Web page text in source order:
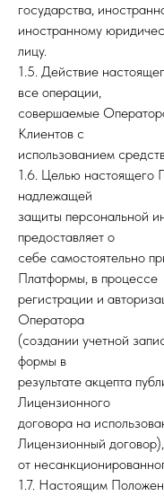
государства,
иностранному
лицу.
1.5. Действие
все операции,
совершаемые
Клиентов с
использованием
1.6. Целью настоящего
надлежащей
защиты персональной
предоставляет о
себе самостоятельно
Платформы, в процессе
регистрации и
Оператора
(создании учетной
формы в
результате акцепта
Лицензионного
договора на
Лицензионный договор),
от
1.7. Настоящим